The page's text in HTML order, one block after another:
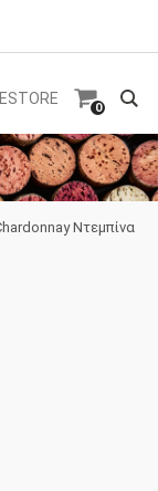
0
Ντεμπίνα